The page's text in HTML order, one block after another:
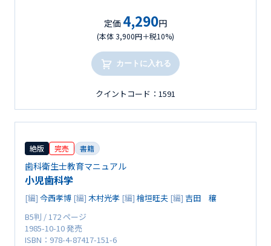
定価 4,290円
(本体 3,900円＋税10%)
カートに入れる
クイントコード：1591
絶版 完売 書籍
歯科衛生士教育マニュアル
小児歯科学
[編] 今西孝博 [編] 木村光孝 [編] 檜垣旺夫 [編] 吉田 穰
B5判 / 172 ページ
1985-10-10 発売
ISBN：978-4-87417-151-6